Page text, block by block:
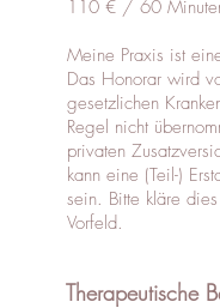
110 € / 60
Meine Praxis ist
Das Honorar wird
gesetzlichen
Regel nicht
privaten
kann eine (Teil-)
sein. Bitte kläre
Vorfeld.
Therapeutische